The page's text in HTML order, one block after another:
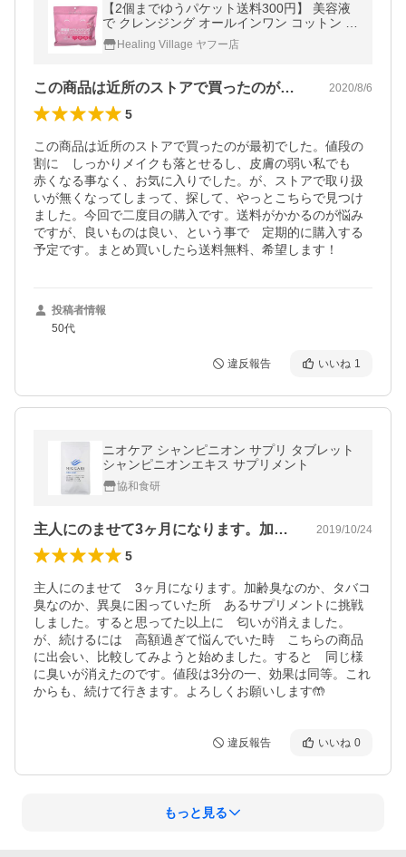
【2個までゆうパケット送料300円】 美容液
で クレンジング オールインワン コットン シ
ート 50枚入 コットン 拭くだけ 簡単メイク
落とし クレンジングオイル
Healing Village ヤフー店
この商品は近所のストアで買ったのが最初… 2020/8/6
5
この商品は近所のストアで買ったのが最初でした。値段の
割に　しっかりメイクも落とせるし、皮膚の弱い私でも
赤くなる事なく、お気に入りでした。が、ストアで取り扱
いが無くなってしまって、探して、やっとこちらで見つけ
ました。今回で二度目の購入です。送料がかかるのが悩み
ですが、良いものは良い、という事で　定期的に購入する
予定です。まとめ買いしたら送料無料、希望します！
投稿者情報
50代
違反報告 いいね 1
ニオケア シャンピニオン サプリ タブレット
シャンピニオンエキス サプリメント
協和食研
主人にのませて3ヶ月になります。加齢臭… 2019/10/24
5
主人にのませて　3ヶ月になります。加齢臭なのか、タバコ
臭なのか、異臭に困っていた所　あるサプリメントに挑戦
しました。すると思ってた以上に　匂いが消えました。
が、続けるには　高額過ぎて悩んでいた時　こちらの商品
に出会い、比較してみようと始めました。すると　同じ様
に臭いが消えたのです。値段は3分の一、効果は同等。これ
からも、続けて行きます。よろしくお願いします🤲
違反報告 いいね 0
もっと見る